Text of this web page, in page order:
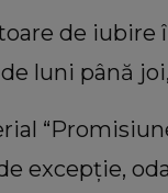
de
luni până
excepție,